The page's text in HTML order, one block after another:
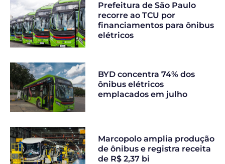
Prefeitura de São Paulo
recorre ao TCU por
financiamentos para ônibus
elétricos
BYD concentra 74% dos
ônibus elétricos
emplacados em julho
Marcopolo amplia produção
de ônibus e registra receita
de R$ 2,37 bi